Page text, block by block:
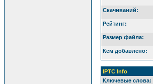
Скачиваний:
Рейтинг:
Размер файла:
Кем добавлено:
IPTC Info
Ключевые слова: